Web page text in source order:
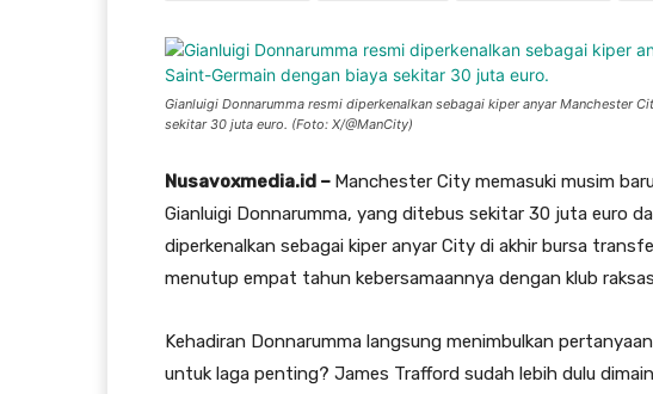
Gianluigi Donnarumma resmi diperkenalkan sebagai kiper anyar Manchester
sekitar 30 juta euro. (Foto: X/@ManCity)
Nusavoxmedia.id – Manchester City memasuki musim
Gianluigi Donnarumma, yang ditebus sekitar 30 juta euro
diperkenalkan sebagai kiper anyar City di akhir bursa
menutup empat tahun kebersamaannya dengan klub
Kehadiran Donnarumma langsung menimbulkan
untuk laga penting? James Trafford sudah lebih dulu